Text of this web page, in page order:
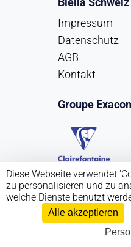
Impressum
Datenschutz
AGB
Kontakt
Groupe
Copyright
Diese Webseite verwendet
zu personalisieren und zu
welche Dienste benutzt
Alle akzeptieren